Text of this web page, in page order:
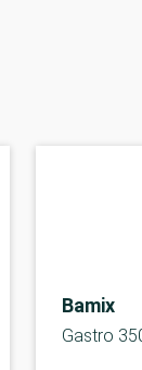
Bamix
Gastro